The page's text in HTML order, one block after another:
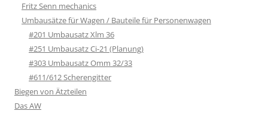
Fritz Senn mechanics
Umbausätze für Wagen / Bauteile für Personenwagen
#201 Umbausatz Xlm 36
#251 Umbausatz Ci-21 (Planung)
#303 Umbausatz Omm 32/33
#611/612 Scherengitter
Biegen von Ätzteilen
Das AW